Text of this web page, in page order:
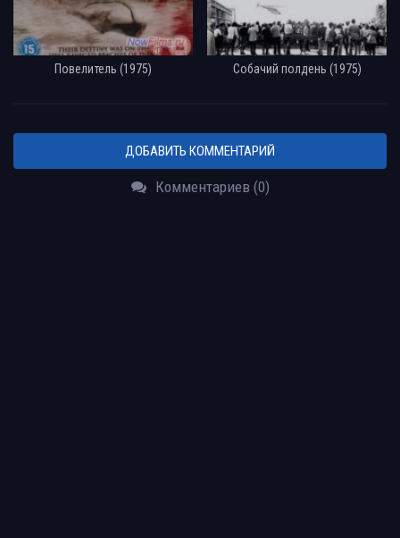
Повелитель (1975) Собачий полдень (1975)
ДОБАВИТЬ КОММЕНТАРИЙ
Комментариев (0)